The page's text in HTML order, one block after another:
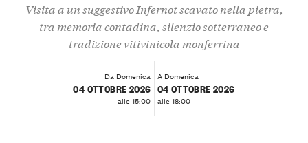
Visita a un suggestivo Infernot scavato nella pietra,
tra memoria contadina, silenzio sotterraneo e
tradizione vitivinicola monferrina
Da Domenica
04 OTTOBRE 2026
alle 15:00
A Domenica
04 OTTOBRE 2026
alle 18:00